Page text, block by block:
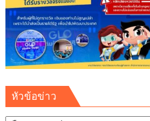
หัวข้อข่าว